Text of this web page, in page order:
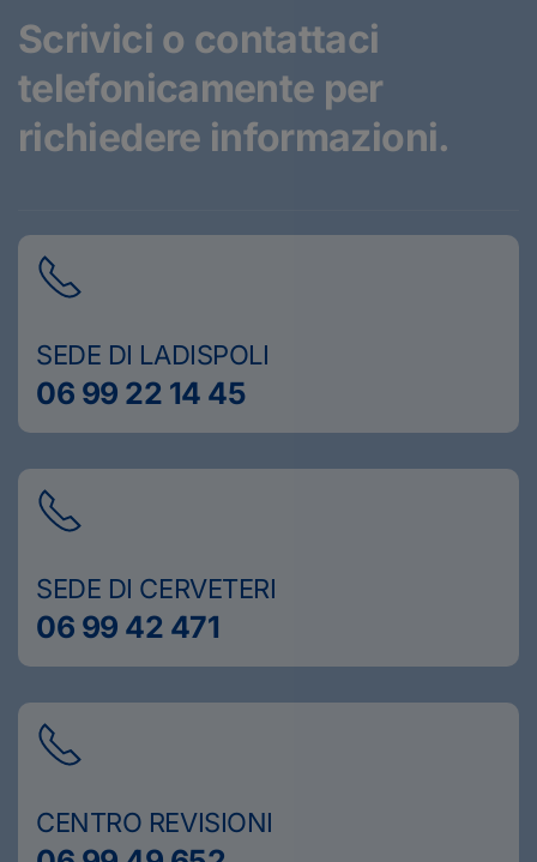
Scrivici o contattaci
telefonicamente per
richiedere informazioni.
SEDE DI LADISPOLI
06 99 22 14 45
SEDE DI CERVETERI
06 99 42 471
CENTRO REVISIONI